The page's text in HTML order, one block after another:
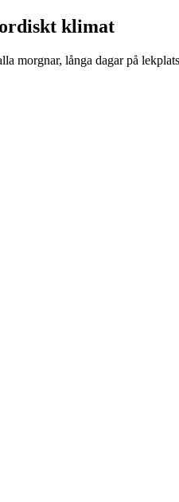
klimat
morgnar, långa dagar på